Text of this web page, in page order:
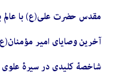
مقدس حضرت علی(ع) با عالم